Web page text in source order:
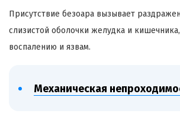
Присутствие безоара вызывает
слизистой оболочки желудка и
воспалению и язвам.
Механическая